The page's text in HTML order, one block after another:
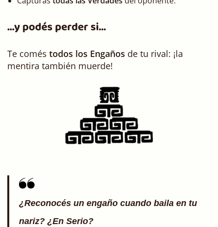
…y podés perder si…
Te comés todos los Engaños de tu rival: ¡la
mentira también muerde!
¿Reconocés un engaño cuando baila en tu
nariz? ¿En Serio?